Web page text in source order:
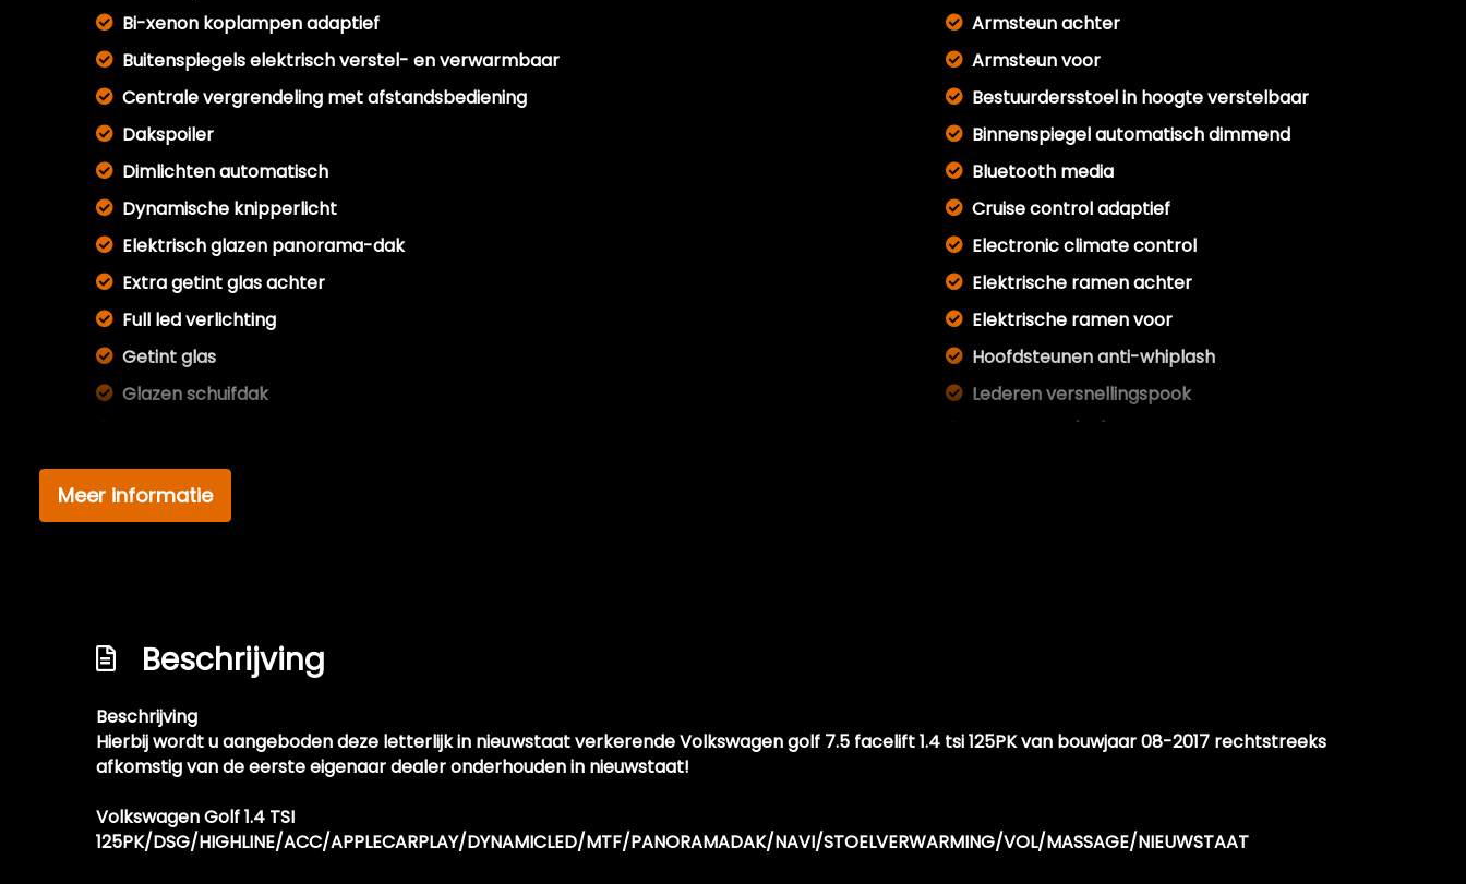
Bi-xenon koplampen adaptief
Buitenspiegels elektrisch verstel- en verwarmbaar
Centrale vergrendeling met afstandsbediening
Dakspoiler
Dimlichten automatisch
Dynamische knipperlicht
Elektrisch glazen panorama-dak
Extra getint glas achter
Full led verlichting
Getint glas
Glazen schuifdak
Koplampreiniging
Koplampreiniging
Mistlampen voor adaptief
Parkeer assistent
Parkeersensor voor en achter
Speciale kleur
Armsteun achter
Armsteun voor
Bestuurdersstoel in hoogte verstelbaar
Binnenspiegel automatisch dimmend
Bluetooth media
Cruise control adaptief
Electronic climate control
Elektrische ramen achter
Elektrische ramen voor
Hoofdsteunen anti-whiplash
Lederen versnellingspook
Stuur en versnellingspook (kunst)leder
Stuur verstelbaar
Meer informatie
Beschrijving
Beschrijving
Hierbij wordt u aangeboden deze letterlijk in nieuwstaat verkerende Volkswagen golf 7.5 facelift 1.4 tsi 125PK van bouwjaar 08-2017 rechtstreeks
afkomstig van de eerste eigenaar dealer onderhouden in nieuwstaat!
Volkswagen Golf 1.4 TSI
125PK/DSG/HIGHLINE/ACC/APPLECARPLAY/DYNAMICLED/MTF/PANORAMADAK/NAVI/STOELVERWARMING/VOL/MASSAGE/NIEUWSTAAT